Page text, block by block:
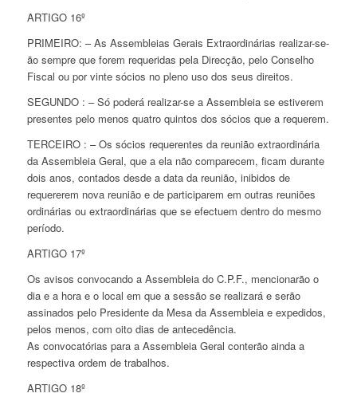
ARTIGO 16º
PRIMEIRO: – As Assembleias Gerais Extraordinárias realizar-se-
ão sempre que forem requeridas pela Direcção, pelo Conselho
Fiscal ou por vinte sócios no pleno uso dos seus direitos.
SEGUNDO : – Só poderá realizar-se a Assembleia se estiverem
presentes pelo menos quatro quintos dos sócios que a requerem.
TERCEIRO : – Os sócios requerentes da reunião extraordinária
da Assembleia Geral, que a ela não comparecem, ficam durante
dois anos, contados desde a data da reunião, inibidos de
requererem nova reunião e de participarem em outras reuniões
ordinárias ou extraordinárias que se efectuem dentro do mesmo
período.
ARTIGO 17º
Os avisos convocando a Assembleia do C.P.F., mencionarão o
dia e a hora e o local em que a sessão se realizará e serão
assinados pelo Presidente da Mesa da Assembleia e expedidos,
pelos menos, com oito dias de antecedência.
As convocatórias para a Assembleia Geral conterão ainda a
respectiva ordem de trabalhos.
ARTIGO 18º